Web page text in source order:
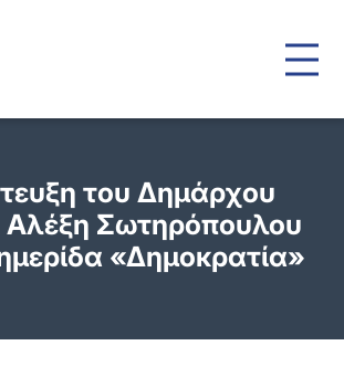
του Δημάρχου
Σωτηρόπουλου
«Δημοκρατία»